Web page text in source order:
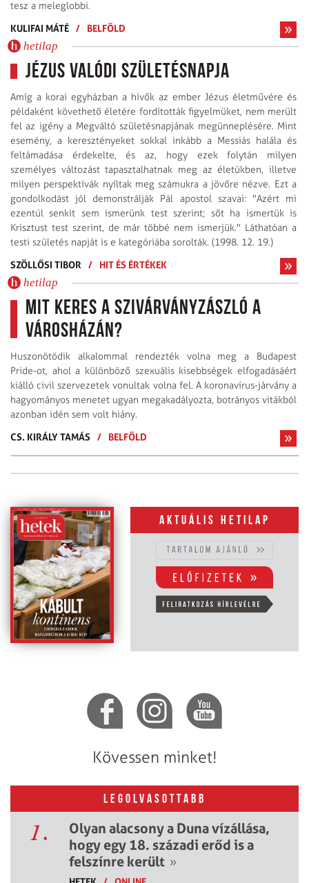
tesz a meleglobbi.
KULIFAI MÁTÉ / BELFÖLD
hetilap
Jézus valódi születésnapja
Amíg a korai egyházban a hívők az ember Jézus életművére és
példaként követhető életére fordították figyelmüket, nem merült
fel az igény a Megváltó születésnapjának megünneplésére. Mint
esemény, a keresztényeket sokkal inkább a Messiás halála és
feltámadása érdekelte, és az, hogy ezek folytán milyen
személyes változást tapasztalhatnak meg az életükben, illetve
milyen perspektívák nyíltak meg számukra a jövőre nézve. Ezt a
gondolkodást jól demonstrálják Pál apostol szavai: "Azért mi
ezentúl senkit sem ismerünk test szerint; sőt ha ismertük is
Krisztust test szerint, de már többé nem ismerjük." Láthatóan a
testi születés napját is e kategóriába sorolták. (1998. 12. 19.)
SZÖLLŐSI TIBOR
/ HIT ÉS ÉRTÉKEK
hetilap
Mit keres a szivárványzászló a
Városházán?
Huszonötödik alkalommal rendezték volna meg a Budapest
Pride-ot, ahol a különböző szexuális kisebbségek elfogadásáért
kiálló civil szervezetek vonultak volna fel. A koronavírus-járvány a
hagyományos menetet ugyan megakadályozta, botrányos vitákból
azonban idén sem volt hiány.
CS. KIRÁLY TAMÁS / BELFÖLD
Aktuális hetilap
Kövessen minket!
LEGOLVASOTTABB
1.
Olyan alacsony a Duna vízállása,
hogy egy 18. századi erőd is a
felszínre került »